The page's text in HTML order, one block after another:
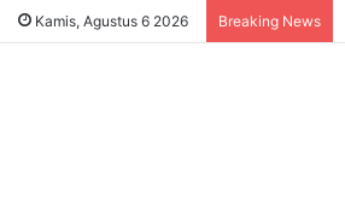
Kamis, Agustus 6 2026 Breaking News